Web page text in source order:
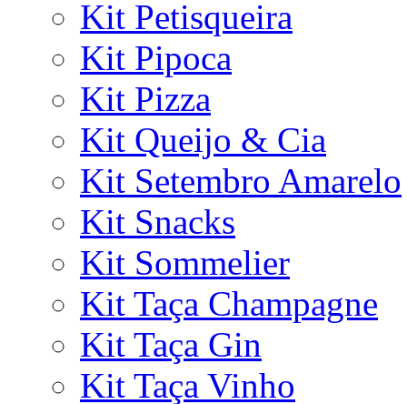
Kit Petisqueira
Kit Pipoca
Kit Pizza
Kit Queijo & Cia
Kit Setembro Amarelo
Kit Snacks
Kit Sommelier
Kit Taça Champagne
Kit Taça Gin
Kit Taça Vinho